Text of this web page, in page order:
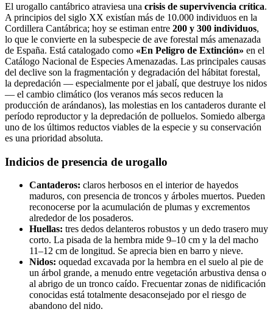
El urogallo cantábrico atraviesa una crisis de supervivencia crítica.
A principios del siglo XX existían más de 10.000 individuos en la
Cordillera Cantábrica; hoy se estiman entre 200 y 300 individuos,
lo que le convierte en la subespecie de ave forestal más amenazada
de España. Está catalogado como «En Peligro de Extinción» en el
Catálogo Nacional de Especies Amenazadas. Las principales causas
del declive son la fragmentación y degradación del hábitat forestal,
la depredación — especialmente por el jabalí, que destruye los nidos
— el cambio climático (los veranos más secos reducen la
producción de arándanos), las molestias en los cantaderos durante el
período reproductor y la depredación de polluelos. Somiedo alberga
uno de los últimos reductos viables de la especie y su conservación
es una prioridad absoluta.
Indicios de presencia de urogallo
Cantaderos: claros herbosos en el interior de hayedos
maduros, con presencia de troncos y árboles muertos. Pueden
reconocerse por la acumulación de plumas y excrementos
alrededor de los posaderos.
Huellas: tres dedos delanteros robustos y un dedo trasero muy
corto. La pisada de la hembra mide 9–10 cm y la del macho
11–12 cm de longitud. Se aprecia bien en barro y nieve.
Nidos: oquedad excavada por la hembra en el suelo al pie de
un árbol grande, a menudo entre vegetación arbustiva densa o
al abrigo de un tronco caído. Frecuentar zonas de nidificación
conocidas está totalmente desaconsejado por el riesgo de
abandono del nido.